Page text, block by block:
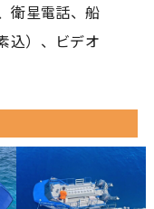
衛星電話、船
込）、ビデオ